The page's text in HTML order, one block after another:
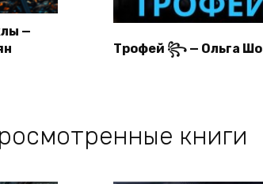
—
Трофей ꧂ — Ольга Шо
книги